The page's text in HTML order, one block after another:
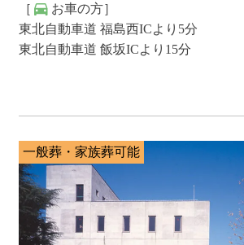
［
お車の方］
東北自動車道 福島西ICより5分
東北自動車道 飯坂ICより15分
一般葬・家族葬可能